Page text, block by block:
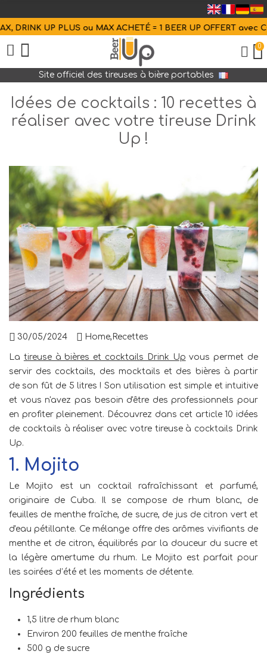
UP PLUS ou MAX ACHETÉ = 1 BEER UP OFFERT avecCODE
0
Site officiel des tireuses à bière portables
Idées de cocktails : 10 recettes à
réaliser avec votre tireuse Drink
Up !
30/05/2024 Home, Recettes
La tireuse à bières et cocktails Drink Up vous permet de
servir des cocktails, des mocktails et des bières à partir
de son fût de 5 litres ! Son utilisation est simple et intuitive
et vous n'avez pas besoin d'être des professionnels pour
en profiter pleinement. Découvrez dans cet article 10 idées
de cocktails à réaliser avec votre tireuse à cocktails Drink
Up.
1. Mojito
Le Mojito est un cocktail rafraîchissant et parfumé,
originaire de Cuba. Il se compose de rhum blanc, de
feuilles de menthe fraîche, de sucre, de jus de citron vert et
d'eau pétillante. Ce mélange offre des arômes vivifiants de
menthe et de citron, équilibrés par la douceur du sucre et
la légère amertume du rhum. Le Mojito est parfait pour
les soirées d’été et les moments de détente.
Ingrédients
1,5 litre de rhum blanc
Environ 200 feuilles de menthe fraîche
500 g de sucre